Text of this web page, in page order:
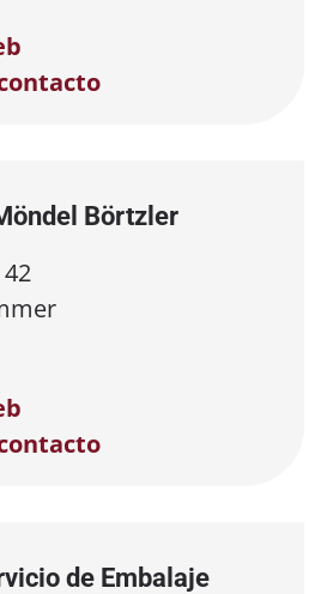
Börtzler
de Embalaje